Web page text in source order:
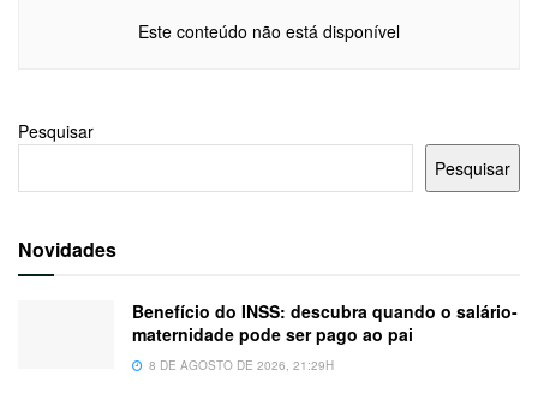
Este conteúdo não está disponível
Pesquisar
Pesquisar
Novidades
Benefício do INSS: descubra quando o salário-
maternidade pode ser pago ao pai
8 DE AGOSTO DE 2026, 21:29H